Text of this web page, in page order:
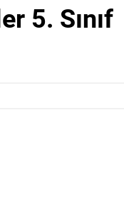
5. Sınıf